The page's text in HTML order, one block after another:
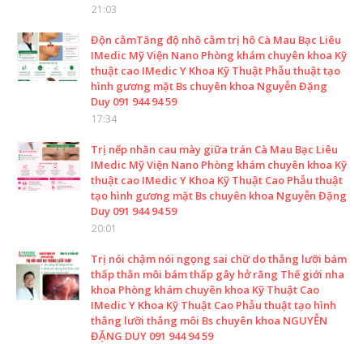
21:03
Độn cằmTăng độ nhô cằm trị hô Cà Mau Bạc Liêu
IMedic Mỹ Viện Nano Phòng khám chuyên khoa Kỹ
thuật cao IMedic Y Khoa Kỹ Thuật Phẫu thuật tạo
hình gương mặt Bs chuyên khoa Nguyễn Đặng
Duy 091 944 94 59
17:34
Trị nếp nhăn cau mày giữa trán Cà Mau Bạc Liêu
IMedic Mỹ Viện Nano Phòng khám chuyên khoa Kỹ
thuật cao IMedic Y Khoa Kỹ Thuật Cao Phẫu thuật
tạo hình gương mặt Bs chuyên khoa Nguyễn Đặng
Duy 091 944 94 59
20:01
Trị nói chậm nói ngọng sai chữ do thắng lưỡi bám
thấp thằn môi bám thấp gây hở răng Thế giới nha
khoa Phòng khám chuyên khoa Kỹ Thuật Cao
IMedic Y Khoa Kỹ Thuật Cao Phẫu thuật tạo hình
thắng lưỡi thắng môi Bs chuyên khoa NGUYỄN
ĐẶNG DUY 091 944 94 59